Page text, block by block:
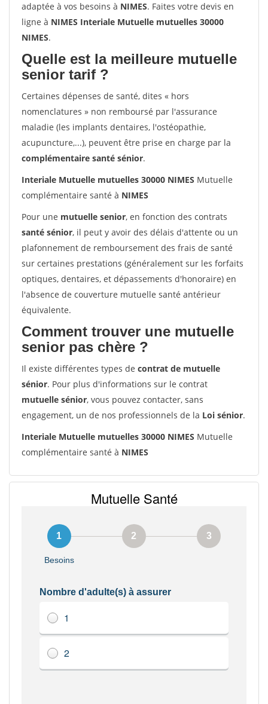
adaptée à vos besoins à NIMES. Faites votre devis en
ligne à NIMES Interiale Mutuelle mutuelles 30000
NIMES.
Quelle est la meilleure mutuelle
senior tarif ?
Certaines dépenses de santé, dites « hors
nomenclatures » non remboursé par l'assurance
maladie (les implants dentaires, l'ostéopathie,
acupuncture,...), peuvent être prise en charge par la
complémentaire santé sénior.
Interiale Mutuelle mutuelles 30000 NIMES Mutuelle
complémentaire santé à NIMES
Pour une mutuelle senior, en fonction des contrats
santé sénior, il peut y avoir des délais d'attente ou un
plafonnement de remboursement des frais de santé
sur certaines prestations (généralement sur les forfaits
optiques, dentaires, et dépassements d'honoraire) en
l'absence de couverture mutuelle santé antérieur
équivalente.
Comment trouver une mutuelle
senior pas chère ?
Il existe différentes types de contrat de mutuelle
sénior. Pour plus d'informations sur le contrat
mutuelle sénior, vous pouvez contacter, sans
engagement, un de nos professionnels de la Loi sénior.
Interiale Mutuelle mutuelles 30000 NIMES Mutuelle
complémentaire santé à NIMES